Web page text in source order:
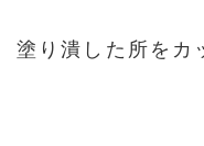
塗り潰した所をカ